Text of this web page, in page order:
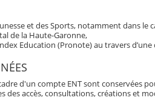
et des Sports, notamment dans le
de la Haute-Garonne,
Education (Pronote) au travers
d'un compte ENT sont conservées
des accès, consultations, créations et